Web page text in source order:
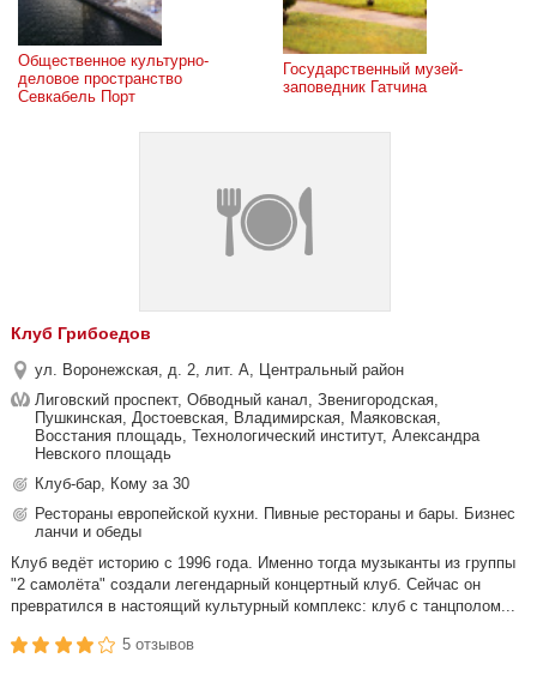
Общественное культурно-
деловое пространство
Севкабель Порт
Государственный музей-
заповедник Гатчина
Клуб Грибоедов
ул. Воронежская, д. 2, лит. А, Центральный район
Лиговский проспект, Обводный канал, Звенигородская,
Пушкинская, Достоевская, Владимирская, Маяковская,
Восстания площадь, Технологический институт, Александра
Невского площадь
Клуб-бар, Кому за 30
Рестораны европейской кухни. Пивные рестораны и бары. Бизнес
ланчи и обеды
Клуб ведёт историю с 1996 года. Именно тогда музыканты из группы
"2 самолёта" создали легендарный концертный клуб. Сейчас он
превратился в настоящий культурный комплекс: клуб с танцполом...
5 отзывов